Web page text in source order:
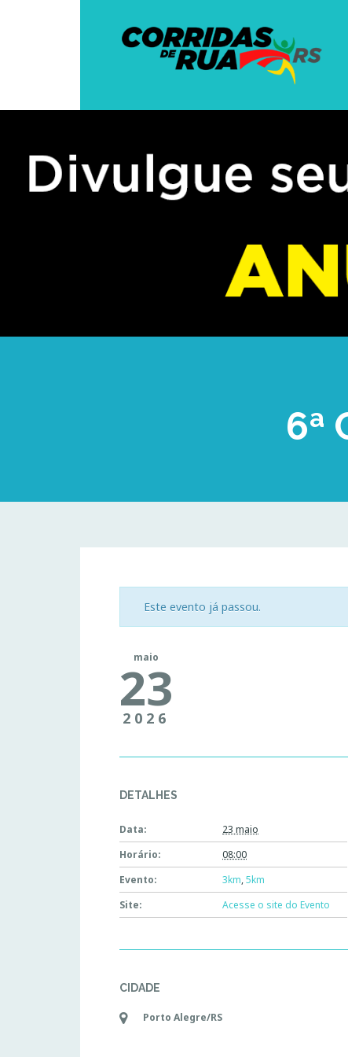
6ª
Este evento já passou.
maio
23
2026
DETALHES
Data:
23 maio
Horário:
08:00
Evento:
3km,5km
Site:
Acesse o site do Evento
CIDADE
Porto Alegre/RS